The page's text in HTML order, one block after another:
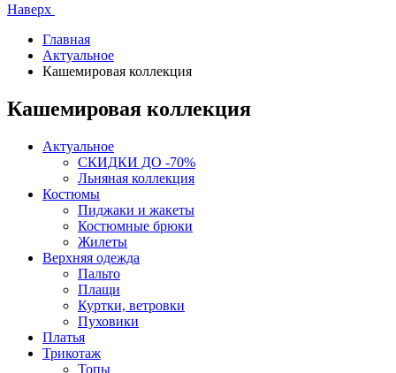
Наверх
Главная
Актуальное
Кашемировая коллекция
Кашемировая коллекция
Актуальное
СКИДКИ ДО -70%
Льняная коллекция
Костюмы
Пиджаки и жакеты
Костюмные брюки
Жилеты
Верхняя одежда
Пальто
Плащи
Куртки, ветровки
Пуховики
Платья
Трикотаж
Топы